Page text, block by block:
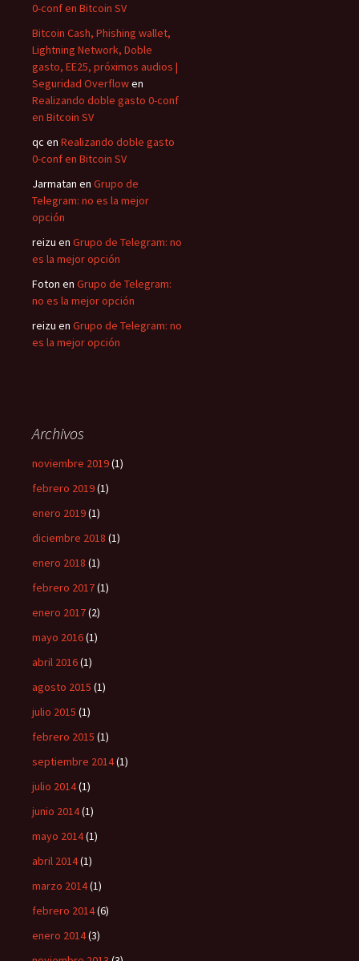
0-conf en Bitcoin SV
Bitcoin Cash, Phishing wallet,
Lightning Network, Doble
gasto, EE25, próximos audios |
Seguridad Overflowen
Realizando doble gasto 0-conf
en Bitcoin SV
qc en Realizando doble gasto
0-conf en Bitcoin SV
Jarmatan en Grupo de
Telegram: no es la mejor
opción
reizu en Grupo de Telegram: no
es la mejor opción
Foton en Grupo de Telegram:
no es la mejor opción
reizu en Grupo de Telegram: no
es la mejor opción
Archivos
noviembre 2019(1)
febrero 2019(1)
enero 2019(1)
diciembre 2018 (1)
enero 2018 (1)
febrero 2017(1)
enero 2017(2)
mayo 2016(1)
abril 2016(1)
agosto 2015 (1)
julio 2015 (1)
febrero 2015 (1)
septiembre 2014(1)
julio 2014(1)
junio 2014(1)
mayo 2014(1)
abril 2014(1)
marzo 2014(1)
febrero 2014(6)
enero 2014(3)